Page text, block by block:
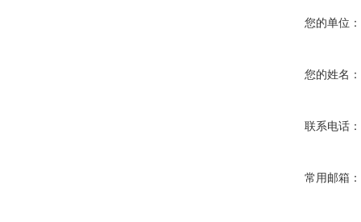
您的单位：
您的姓名：
联系电话：
常用邮箱：